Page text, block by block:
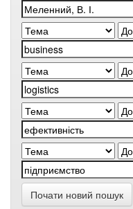
Почати новий пошук